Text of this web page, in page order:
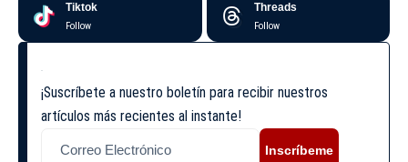
Tiktok
Follow
Threads
Follow
¡Suscríbete a nuestro boletín para recibir nuestros
artículos más recientes al instante!
Inscríbeme